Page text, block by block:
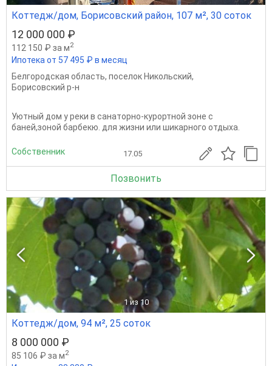
Коттедж/дом, Борисовский район, 107 м², 30 соток
12 000 000 ₽
112 150 ₽ за м2
Ипотека от 57 495 ₽ в месяц
Белгородская область, поселок Никольский,
Борисовский р-н
Уютный дом у реки в санаторно-курортной зоне с
баней,зоной барбекю. для жизни или шикарного отдыха.
Собственник 17.05
Позвонить
1 из 10
Коттедж/дом, 94 м², 25 соток
8 000 000 ₽
85 106 ₽ за м2